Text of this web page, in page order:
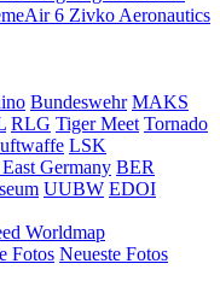
6 Zivko Aeronautics
Bundeswehr MAKS
RLG Tiger Meet Tornado
LSK
Germany BER
UUBW EDOI
Worldmap
Fotos Neueste Fotos